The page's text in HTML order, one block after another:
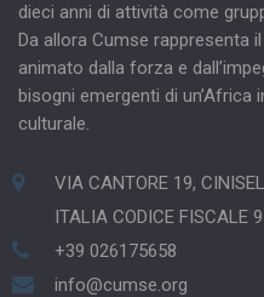
dieci anni di attività come
Da allora Cumse rappresenta
animato dalla forza e
bisogni emergenti di
culturale.
VIA CANTORE 19,
ITALIA CODICE FISCALE
+39 026175658
info@cumse.org